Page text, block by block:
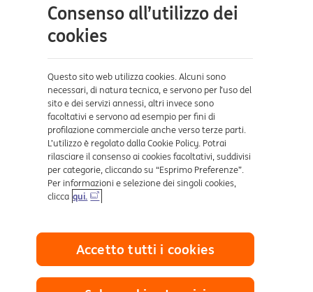
Aiuto e supporto
Dove ci trovi
Certificazioni
Collegamenti utili
Mappa del sito
Consenso all’utilizzo dei
cookies
Questo sito web utilizza cookies. Alcuni sono
necessari, di natura tecnica, e servono per l’uso del
sito e dei servizi annessi, altri invece sono
facoltativi e servono ad esempio per fini di
profilazione commerciale anche verso terze parti.
L’utilizzo è regolato dalla Cookie Policy. Potrai
rilasciare il consenso ai cookies facoltativi, suddivisi
per categorie, cliccando su “Esprimo Preferenze”.
Per informazioni e selezione dei singoli cookies,
clicca qui.
Accetto tutti i cookies